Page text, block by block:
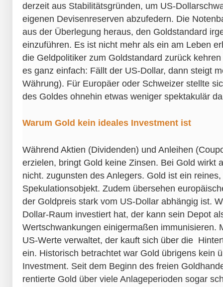
derzeit aus Stabilitätsgründen, um US-
eigenen Devisenreserven abzufedern. Die
aus der Überlegung heraus, den Goldstandard
einzuführen. Es ist nicht mehr als ein am Leben
die Geldpolitiker zum Goldstandard zurück
es ganz einfach: Fällt der US-Dollar, dann steigt
Währung). Für Europäer oder Schweizer stellte
des Goldes ohnehin etwas weniger spektakulär
Warum Gold kein ideales Investment ist
Während Aktien (Dividenden) und Anleihen
erzielen, bringt Gold keine Zinsen. Bei Gold wirkt
nicht. zugunsten des Anlegers. Gold ist ein
Spekulationsobjekt. Zudem übersehen
der Goldpreis stark vom US-Dollar abhängig ist.
Dollar-Raum investiert hat, der kann sein Depot
Wertschwankungen einigermaßen immunisieren.
US-Werte verwaltet, der kauft sich über die
ein. Historisch betrachtet war Gold übrigens kein
Investment. Seit dem Beginn des freien
rentierte Gold über viele Anlageperioden sogar